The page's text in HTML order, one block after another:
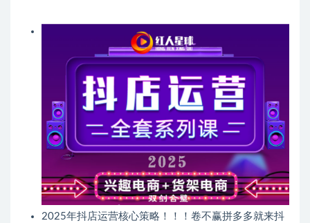
2025年抖店运营核心策略！！！卷不赢拼多多就来抖